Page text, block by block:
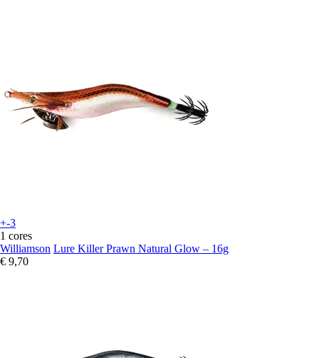
+-3
1 cores
Williamson Lure Killer Prawn Natural Glow – 16g
€ 9,70